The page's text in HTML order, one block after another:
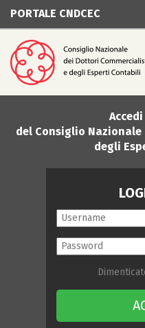
PORTALE CNDCEC
del Consiglio
degli